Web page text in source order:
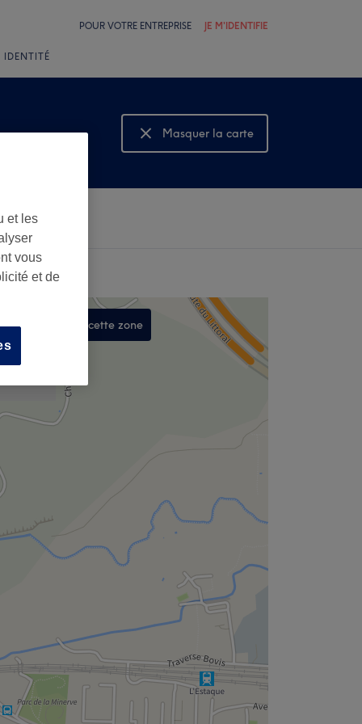
POUR VOTRE ENTREPRISE JE M'IDENTIFIE
IDENTITÉ
Masquer la carte
Montrer la carte
dans cette zone
et les
vous
et de